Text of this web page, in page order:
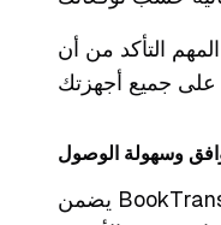
التأكد من أن
وسهولة الوصول
يضمن BookTranslator.ai أن ملف EPUB